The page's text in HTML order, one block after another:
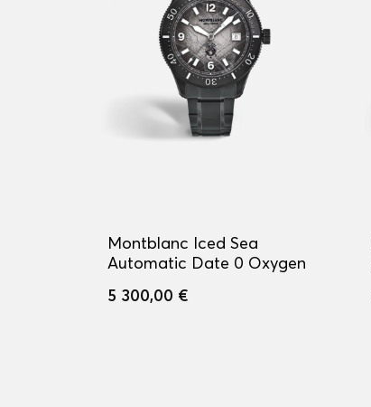
Montblanc Iced Sea
Automatic Date 0 Oxygen
5 300,00 €